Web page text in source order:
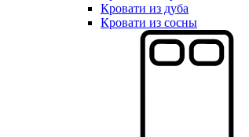
Кровати из дуба
Кровати из сосны